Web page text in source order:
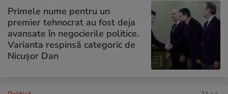
Primele nume pentru un
premier tehnocrat au fost deja
avansate în negocierile politice.
Varianta respinsă categoric de
Nicușor Dan